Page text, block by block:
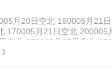
20日空北 160005月21日
170005月21日空北
空北 270005月25日空北
26日空北 310005月22日